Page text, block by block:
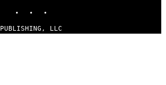
LLC